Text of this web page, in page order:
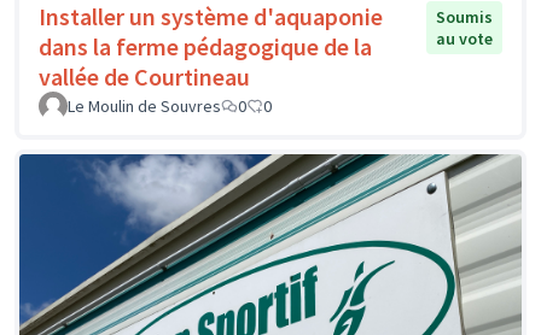
Installer un système d'aquaponie
dans la ferme pédagogique de la
vallée de Courtineau
Soumis
au vote
Le Moulin de Souvres 0 0